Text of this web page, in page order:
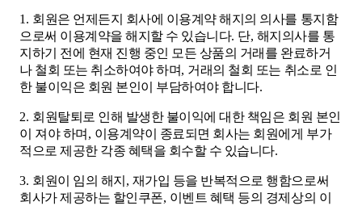
1. 회원은 언제든지 회사에 이용계약 해지의 의사를 통지함
으로써 이용계약을 해지할 수 있습니다. 단, 해지의사를 통
지하기 전에 현재 진행 중인 모든 상품의 거래를 완료하거
나 철회 또는 취소하여야 하며, 거래의 철회 또는 취소로 인
한 불이익은 회원 본인이 부담하여야 합니다.
2. 회원탈퇴로 인해 발생한 불이익에 대한 책임은 회원 본인
이 져야 하며 , 이용계약이 종료되면 회사는 회원에게 부가
적으로 제공한 각종 혜택을 회수할 수 있습니다.
3. 회원이 임의 해지 , 재가입 등을 반복적으로 행함으로써
회사가 제공하는 할인쿠폰, 이벤트 혜택 등의 경제상의 이